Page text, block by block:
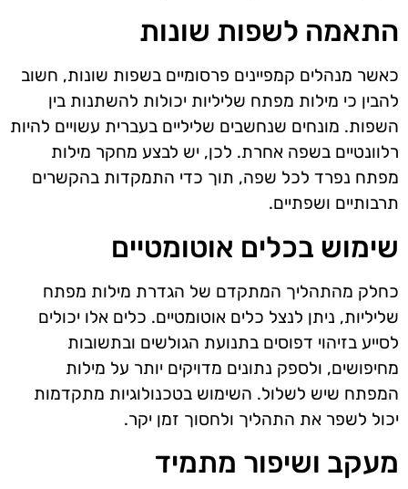
התאמה לשפות שונות
כאשר מנהלים קמפיינים פרסומיים בשפות שונות, חשוב
להבין כי מילות מפתח שליליות יכולות להשתנות בין
השפות. מונחים שנחשבים שליליים בעברית עשויים להיות
רלוונטיים בשפה אחרת. לכן, יש לבצע מחקר מילות
מפתח נפרד לכל שפה, תוך כדי התמקדות בהקשרים
תרבותיים ושפתיים.
שימוש בכלים אוטומטיים
כחלק מהתהליך המתקדם של הגדרת מילות מפתח
שליליות, ניתן לנצל כלים אוטומטיים. כלים אלו יכולים
לסייע בזיהוי דפוסים בתנועת הגולשים ובתשובות
מחיפושים, ולספק נתונים מדויקים יותר על מילות
המפתח שיש לשלול. השימוש בטכנולוגיות מתקדמות
יכול לשפר את התהליך ולחסוך זמן יקר.
מעקב ושיפור מתמיד